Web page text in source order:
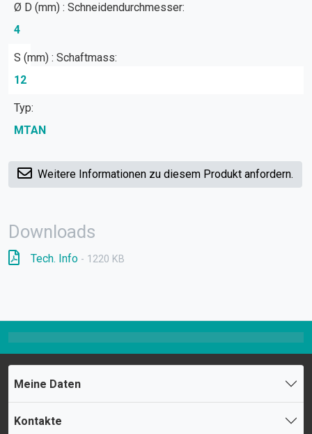
Ø D (mm) : Schneidendurchmesser:
4
S (mm) : Schaftmass:
12
Typ:
MTAN
Weitere Informationen zu diesem Produkt anfordern.
Downloads
Tech. Info - 1220 KB
Meine Daten
Kontakte